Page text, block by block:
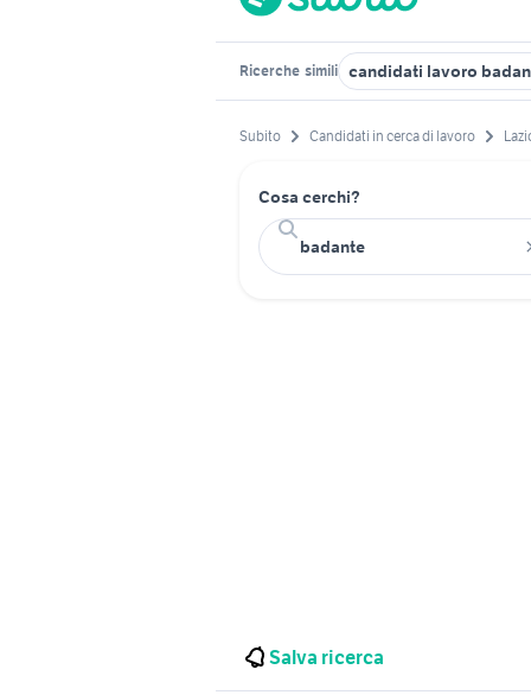
Ricerche simili candidati lavoro
Subito Candidati in cerca di lavoro
Cosa cerchi?
Salva ricerca